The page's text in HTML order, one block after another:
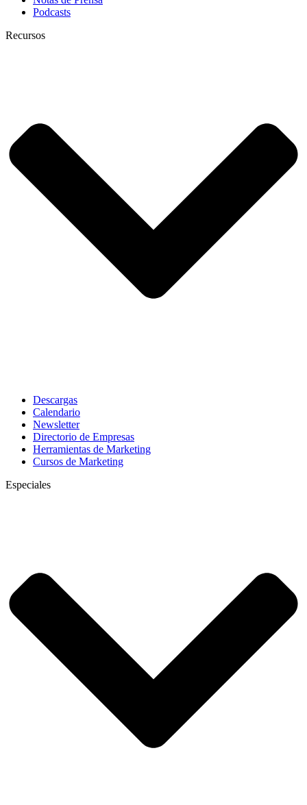
Podcasts
Recursos
Descargas
Calendario
Newsletter
Directorio de Empresas
Herramientas de Marketing
Cursos de Marketing
Especiales